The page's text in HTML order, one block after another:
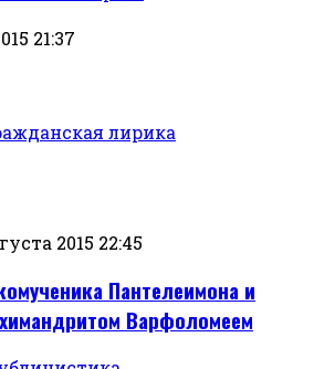
21:37
лирика
2015 22:45
Пантелеимона и
Варфоломеем